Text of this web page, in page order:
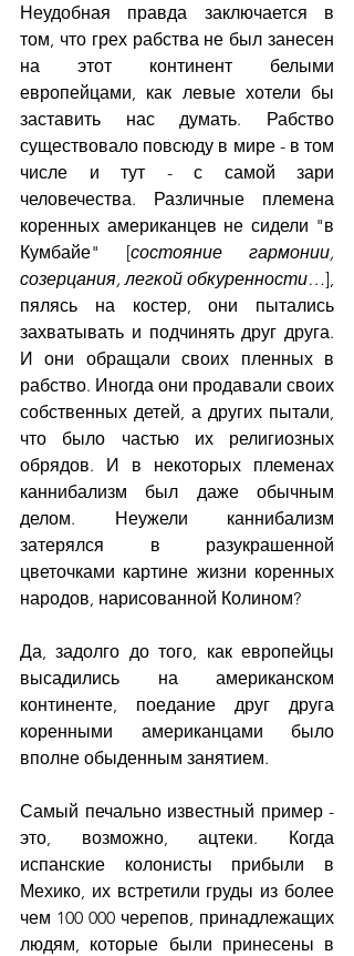
Неудобная правда заключается в
том, что грех рабства не был занесен
на этот континент белыми
европейцами, как левые хотели бы
заставить нас думать. Рабство
существовало повсюду в мире - в том
числе и тут - с самой зари
человечества. Различные племена
коренных американцев не сидели "в
Кумбайе" [состояние гармонии,
созерцания, легкой обкуренности…],
пялясь на костер, они пытались
захватывать и подчинять друг друга.
И они обращали своих пленных в
рабство. Иногда они продавали своих
собственных детей, а других пытали,
что было частью их религиозных
обрядов. И в некоторых племенах
каннибализм был даже обычным
делом. Неужели каннибализм
затерялся в разукрашенной
цветочками картине жизни коренных
народов, нарисованной Колином?
Да, задолго до того, как европейцы
высадились на американском
континенте, поедание друг друга
коренными американцами было
вполне обыденным занятием.
Самый печально известный пример -
это, возможно, ацтеки. Когда
испанские колонисты прибыли в
Мехико, их встретили груды из более
чем 100 000 черепов, принадлежащих
людям, которые были принесены в